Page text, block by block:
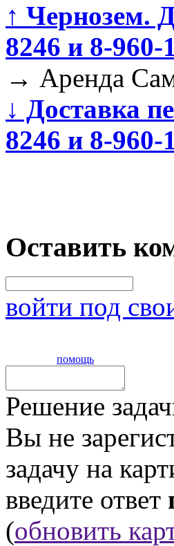
↑ Чернозем.
8246 и 8-960-
→ Аренда
↓ Доставка
8246 и 8-960-
Оставить
войти под
помощь
Решение
Вы не
задачу на
введите ответ
(обновить